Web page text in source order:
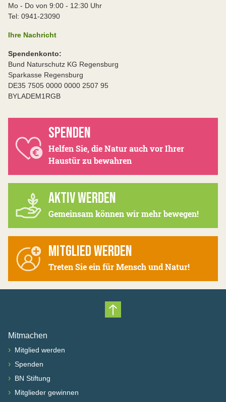
Mo - Do von 9:00 - 12:30 Uhr
Tel: 0941-23090
Ihre Nachricht
Spendenkonto:
Bund Naturschutz KG Regensburg
Sparkasse Regensburg
DE35 7505 0000 0000 2507 95
BYLADEM1RGB
SPENDEN
Helfen Sie, die Natur auch vor Ihrer
Haustür zu bewahren
AKTIV WERDEN
Gemeinsam können wir mehr bewegen!
MITGLIED WERDEN
Treten Sie ein für Mensch und Natur!
Nach oben scrollen
Mitmachen
› Mitglied werden
› Spenden
› BN Stiftung
› Mitglieder gewinnen